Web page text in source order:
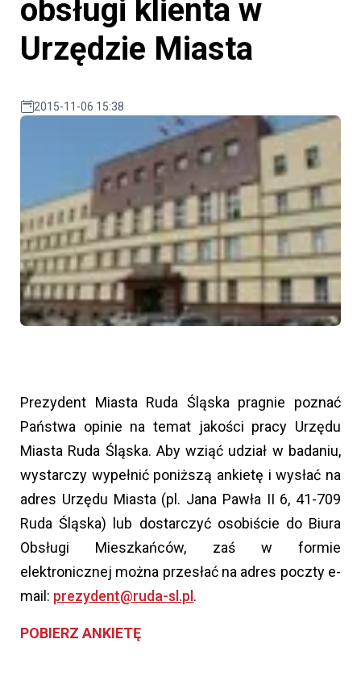
obsługi klienta w
Urzędzie Miasta
2015-11-06 15:38
Prezydent Miasta Ruda Śląska pragnie poznać
Państwa opinie na temat jakości pracy Urzędu
Miasta Ruda Śląska. Aby wziąć udział w badaniu,
wystarczy wypełnić poniższą ankietę i wysłać na
adres Urzędu Miasta (pl. Jana Pawła II 6, 41-709
Ruda Śląska) lub dostarczyć osobiście do Biura
Obsługi Mieszkańców, zaś w formie
elektronicznej można przesłać na adres poczty e-
mail: prezydent@ruda-sl.pl .
POBIERZ ANKIETĘ